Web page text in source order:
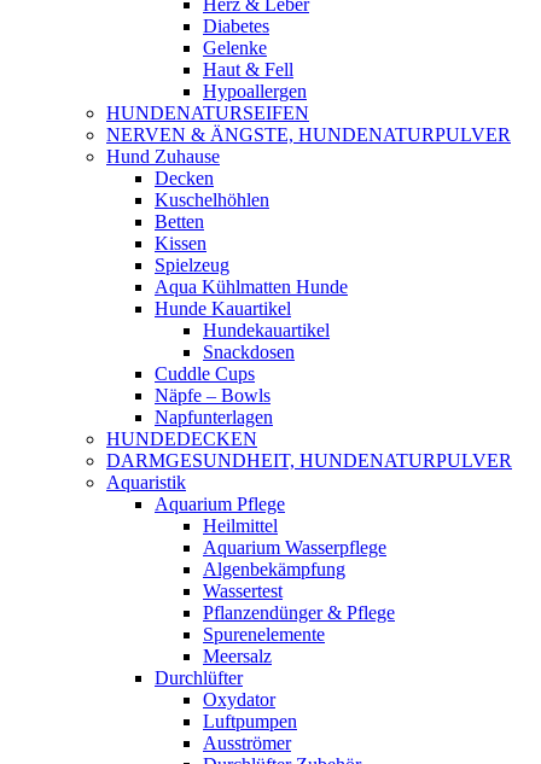
Herz & Leber
Diabetes
Gelenke
Haut & Fell
Hypoallergen
HUNDENATURSEIFEN
NERVEN & ÄNGSTE, HUNDENATURPULVER
Hund Zuhause
Decken
Kuschelhöhlen
Betten
Kissen
Spielzeug
Aqua Kühlmatten Hunde
Hunde Kauartikel
Hundekauartikel
Snackdosen
Cuddle Cups
Näpfe – Bowls
Napfunterlagen
HUNDEDECKEN
DARMGESUNDHEIT, HUNDENATURPULVER
Aquaristik
Aquarium Pflege
Heilmittel
Aquarium Wasserpflege
Algenbekämpfung
Wassertest
Pflanzendünger & Pflege
Spurenelemente
Meersalz
Durchlüfter
Oxydator
Luftpumpen
Ausströmer